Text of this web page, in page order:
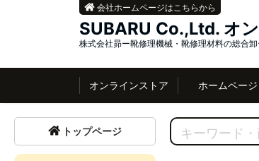
SUBARU Co.,Ltd. オ
株式会社昴ー靴修理機械・靴修理材料の総合
会社ホームページはこちらから
オンラインストア ホームページ
トップページ